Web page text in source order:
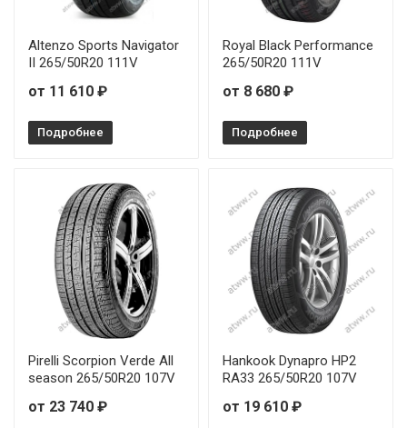
Altenzo Sports Navigator
II 265/50R20 111V
от 11 610 ₽
Подробнее
Royal Black Performance
265/50R20 111V
от 8 680 ₽
Подробнее
Pirelli Scorpion Verde All
season 265/50R20 107V
от 23 740 ₽
Hankook Dynapro HP2
RA33 265/50R20 107V
от 19 610 ₽